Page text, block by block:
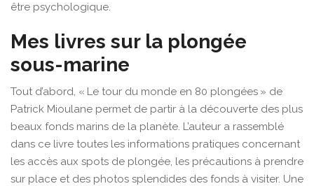
être psychologique.
Mes livres sur la plongée
sous-marine
Tout d’abord, « Le tour du monde en 80 plongées » de
Patrick Mioulane permet de partir à la découverte des plus
beaux fonds marins de la planète. L’auteur a rassemblé
dans ce livre toutes les informations pratiques concernant
les accès aux spots de plongée, les précautions à prendre
sur place et des photos splendides des fonds à visiter. Une